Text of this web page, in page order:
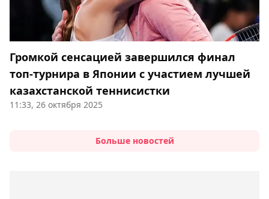
Громкой сенсацией завершился финал
топ-турнира в Японии с участием лучшей
казахстанской теннисистки
11:33, 26 октября 2025
Больше новостей